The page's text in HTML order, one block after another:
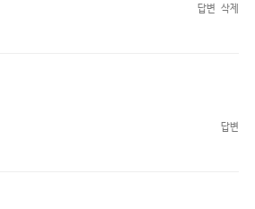
답변 삭제
답변